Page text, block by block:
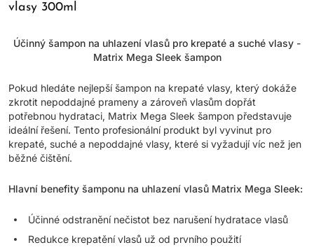
vlasy 300ml
Účinný šampon na uhlazení vlasů pro krepaté a suché vlasy -
Matrix Mega Sleek šampon
Pokud hledáte nejlepší šampon na krepaté vlasy, který dokáže
zkrotit nepoddajné prameny a zároveň vlasům dopřát
potřebnou hydrataci, Matrix Mega Sleek šampon představuje
ideální řešení. Tento profesionální produkt byl vyvinut pro
krepaté, suché a nepoddajné vlasy, které si vyžadují víc než jen
běžné čištění.
Hlavní benefity šamponu na uhlazení vlasů Matrix Mega Sleek:
Účinné odstranění nečistot bez narušení hydratace vlasů
Redukce krepatění vlasů už od prvního použití